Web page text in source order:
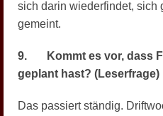
sich darin wiederfindet, sich
gemeint.
9.
Kommt es vor, dass
geplant hast? (Leserfrage)
Das passiert ständig.